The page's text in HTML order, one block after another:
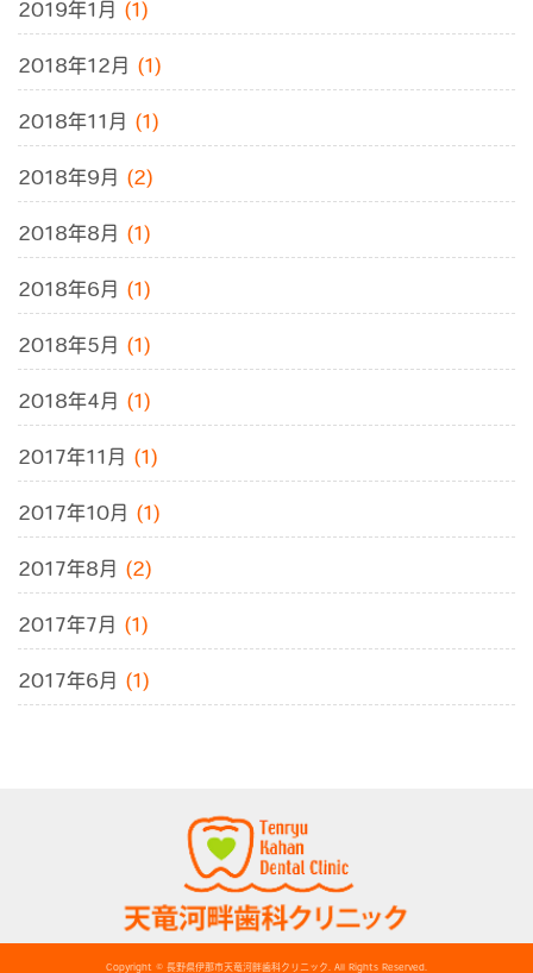
2019年1月 (1)
2018年12月 (1)
2018年11月 (1)
2018年9月 (2)
2018年8月 (1)
2018年6月 (1)
2018年5月 (1)
2018年4月 (1)
2017年11月 (1)
2017年10月 (1)
2017年8月 (2)
2017年7月 (1)
2017年6月 (1)
Copyright © 長野県伊那市天竜河畔歯科クリニック. All Rights Reserved.